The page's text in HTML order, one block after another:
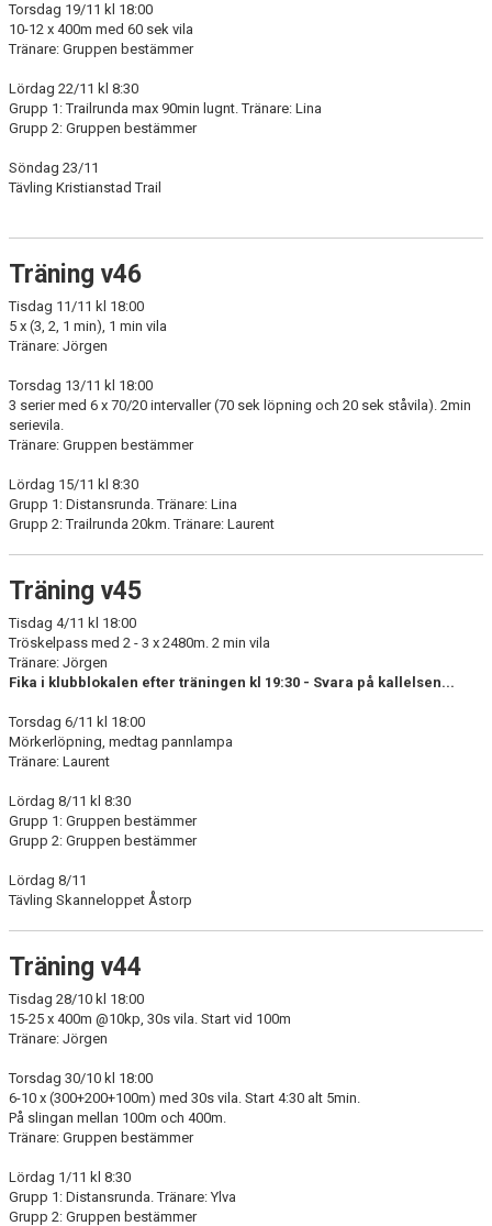
Torsdag 19/11 kl 18:00
10-12 x 400m med 60 sek vila
Tränare: Gruppen bestämmer
Lördag 22/11 kl 8:30
Grupp 1: Trailrunda max 90min lugnt. Tränare: Lina
Grupp 2: Gruppen bestämmer
Söndag 23/11
Tävling Kristianstad Trail
Träning v46
Tisdag 11/11 kl 18:00
5 x (3, 2, 1 min), 1 min vila
Tränare: Jörgen
Torsdag 13/11 kl 18:00
3 serier med 6 x 70/20 intervaller (70 sek löpning och 20 sek ståvila). 2min
serievila.
Tränare: Gruppen bestämmer
Lördag 15/11 kl 8:30
Grupp 1: Distansrunda. Tränare: Lina
Grupp 2: Trailrunda 20km. Tränare: Laurent
Träning v45
Tisdag 4/11 kl 18:00
Tröskelpass med 2 - 3 x 2480m. 2 min vila
Tränare: Jörgen
Fika i klubblokalen efter träningen kl 19:30 - Svara på kallelsen...
Torsdag 6/11 kl 18:00
Mörkerlöpning, medtag pannlampa
Tränare: Laurent
Lördag 8/11 kl 8:30
Grupp 1: Gruppen bestämmer
Grupp 2: Gruppen bestämmer
Lördag 8/11
Tävling Skanneloppet Åstorp
Träning v44
Tisdag 28/10 kl 18:00
15-25 x 400m @10kp, 30s vila. Start vid 100m
Tränare: Jörgen
Torsdag 30/10 kl 18:00
6-10 x (300+200+100m) med 30s vila. Start 4:30 alt 5min.
På slingan mellan 100m och 400m.
Tränare: Gruppen bestämmer
Lördag 1/11 kl 8:30
Grupp 1: Distansrunda. Tränare: Ylva
Grupp 2: Gruppen bestämmer